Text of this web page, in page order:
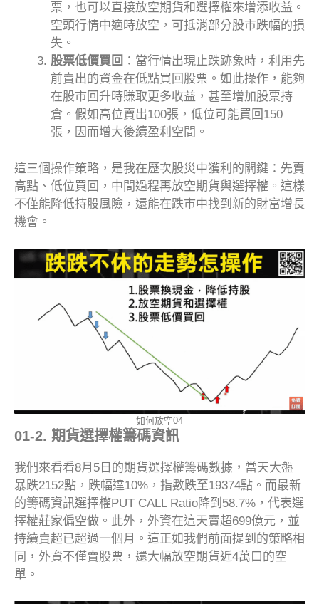
票，也可以直接放空期貨和選擇權來增添收益。
空頭行情中適時放空，可抵消部分股市跌幅的損
失。
股票低價買回 ：當行情出現止跌跡象時，利用先
前賣出的資金在低點買回股票。如此操作，能夠
在股市回升時賺取更多收益，甚至增加股票持
倉。假如高位賣出100張，低位可能買回150
張，因而增大後續盈利空間。
這三個操作策略，是我在歷次股災中獲利的關鍵：先賣
高點、低位買回，中間過程再放空期貨與選擇權。這樣
不僅能降低持股風險，還能在跌市中找到新的財富增長
機會。
如何放空04
01-2. 期貨選擇權籌碼資訊
我們來看看8月5日的期貨選擇權籌碼數據，當天大盤
暴跌2152點，跌幅達10%，指數跌至19374點。而最新
的籌碼資訊選擇權PUT CALL Ratio降到58.7%，代表選
擇權莊家偏空做。此外，外資在這天賣超699億元，並
持續賣超已超過一個月。這正如我們前面提到的策略相
同，外資不僅賣股票，還大幅放空期貨近4萬口的空
單。